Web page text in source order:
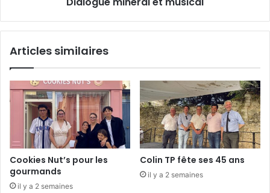
a
t
m
a
l
Articles similaires
Cookies Nut’s pour les
gourmands
il y a 2 semaines
Colin TP fête ses 45 ans
il y a 2 semaines